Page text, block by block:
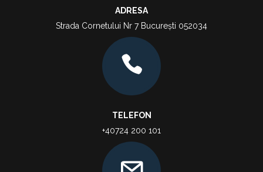
ADRESA
Strada Cornetului Nr 7 București 052034
TELEFON
+40724 200 101